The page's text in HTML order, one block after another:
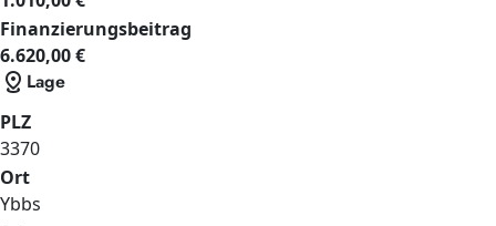
Finanzierungsbeitrag
6.620,00 €
distance Lage
PLZ
3370
Ort
Ybbs